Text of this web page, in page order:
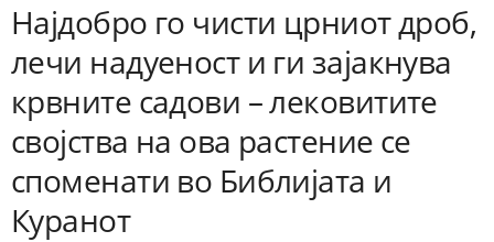
Најдобро го чисти црниот дроб,
лечи надуеност и ги зајакнува
крвните садови – лековитите
својства на ова растение се
споменати во Библијата и
Куранот